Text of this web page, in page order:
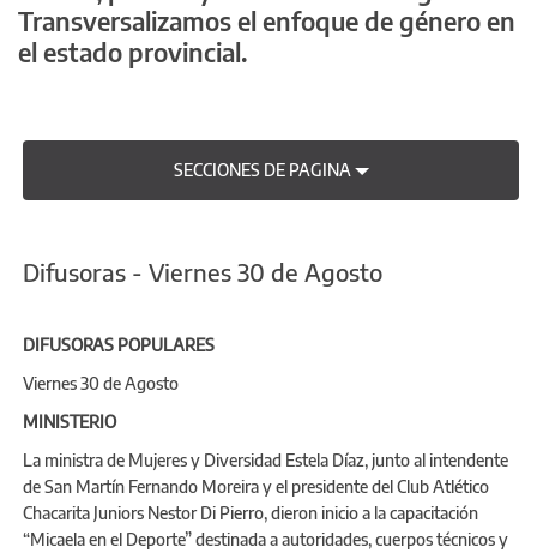
Transversalizamos el enfoque de género en
el estado provincial.
SECCIONES DE PAGINA
Difusoras - Viernes 30 de Agosto
DIFUSORAS POPULARES
Viernes 30 de Agosto
MINISTERIO
La ministra de Mujeres y Diversidad Estela Díaz, junto al intendente
de San Martín Fernando Moreira y el presidente del Club Atlético
Chacarita Juniors Nestor Di Pierro, dieron inicio a la capacitación
“Micaela en el Deporte” destinada a autoridades, cuerpos técnicos y